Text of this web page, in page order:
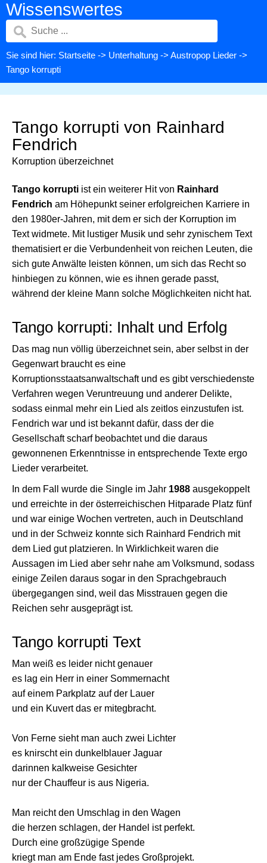
Wissenswertes
Sie sind hier: Startseite -> Unterhaltung -> Austropop Lieder ->
Tango korrupti
Tango korrupti von Rainhard
Fendrich
Korruption überzeichnet
Tango korrupti ist ein weiterer Hit von Rainhard
Fendrich am Höhepunkt seiner erfolgreichen Karriere in
den 1980er-Jahren, mit dem er sich der Korruption im
Text widmete. Mit lustiger Musik und sehr zynischem Text
thematisiert er die Verbundenheit von reichen Leuten, die
sich gute Anwälte leisten können, um sich das Recht so
hinbiegen zu können, wie es ihnen gerade passt,
während der kleine Mann solche Möglichkeiten nicht hat.
Tango korrupti: Inhalt und Erfolg
Das mag nun völlig überzeichnet sein, aber selbst in der
Gegenwart braucht es eine
Korruptionsstaatsanwaltschaft und es gibt verschiedenste
Verfahren wegen Veruntreuung und anderer Delikte,
sodass einmal mehr ein Lied als zeitlos einzustufen ist.
Fendrich war und ist bekannt dafür, dass der die
Gesellschaft scharf beobachtet und die daraus
gewonnenen Erkenntnisse in entsprechende Texte ergo
Lieder verarbeitet.
In dem Fall wurde die Single im Jahr 1988 ausgekoppelt
und erreichte in der österreichischen Hitparade Platz fünf
und war einige Wochen vertreten, auch in Deutschland
und in der Schweiz konnte sich Rainhard Fendrich mit
dem Lied gut platzieren. In Wirklichkeit waren die
Aussagen im Lied aber sehr nahe am Volksmund, sodass
einige Zeilen daraus sogar in den Sprachgebrauch
übergegangen sind, weil das Misstrauen gegen die
Reichen sehr ausgeprägt ist.
Tango korrupti Text
Man weiß es leider nicht genauer
es lag ein Herr in einer Sommernacht
auf einem Parkplatz auf der Lauer
und ein Kuvert das er mitegbracht.
Von Ferne sieht man auch zwei Lichter
es knirscht ein dunkelblauer Jaguar
darinnen kalkweise Gesichter
nur der Chauffeur is aus Nigeria.
Man reicht den Umschlag in den Wagen
die herzen schlagen, der Handel ist perfekt.
Durch eine großzügige Spende
kriegt man am Ende fast jedes Großprojekt.